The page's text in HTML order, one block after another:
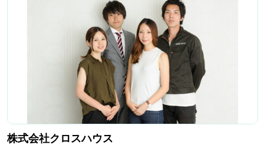
株式会社クロスハウス